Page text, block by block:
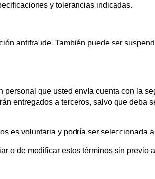
y tolerancias indicadas.
antifraude. También puede ser
que usted envía cuenta con la
entregados a terceros, salvo que deba
es voluntaria y podría ser seleccionada
o de modificar estos términos sin previo